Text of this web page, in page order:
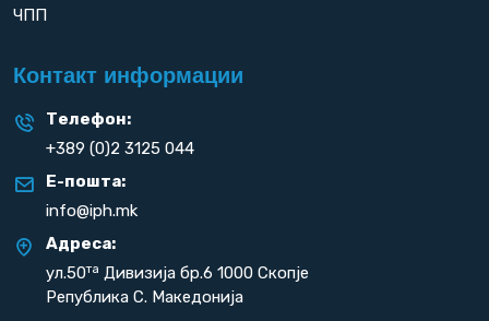
ЧПП
Контакт информации
Телефон:
+389 (0)2 3125 044
Е-пошта:
info@iph.mk
Адреса:
ул.50та Дивизија бр.6 1000 Скопје
Република С. Македонија